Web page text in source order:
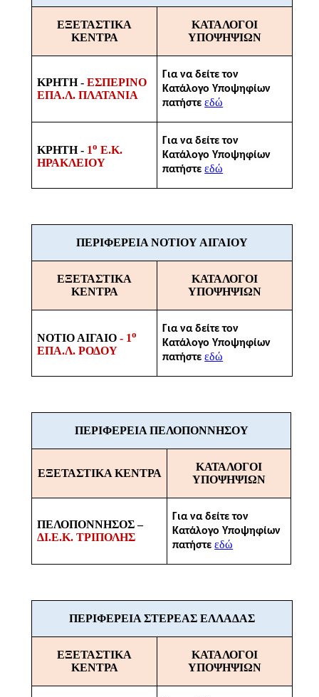
ΕΞΕΤΑΣΤΙΚΑ
ΚΕΝΤΡΑ
ΚΑΤΑΛΟΓΟΙ
ΥΠΟΨΗΨΙΩΝ
ΚΡΗΤΗ -ΕΣΠΕΡΙΝΟ
ΕΠΑ.Λ. ΠΛΑΤΑΝΙΑ
Για να δείτε τον
Κατάλογο Υποψηφίων
πατήστεεδώ
ΚΡΗΤΗ - 1ο Ε.Κ.
ΗΡΑΚΛΕΙΟΥ
Για να δείτε τον
Κατάλογο Υποψηφίων
πατήστεεδώ
ΠΕΡΙΦΕΡΕΙΑ ΝΟΤΙΟΥ ΑΙΓΑΙΟΥ
ΕΞΕΤΑΣΤΙΚΑ
ΚΕΝΤΡΑ
ΚΑΤΑΛΟΓΟΙ
ΥΠΟΨΗΨΙΩΝ
ΝΟΤΙΟ ΑΙΓΑΙΟ- 1ο
ΕΠΑ.Λ. ΡΟΔΟΥ
Για να δείτε τον
Κατάλογο Υποψηφίων
πατήστεεδώ
ΠΕΡΙΦΕΡΕΙΑ ΠΕΛΟΠΟΝΝΗΣΟΥ
ΕΞΕΤΑΣΤΙΚΑ ΚΕΝΤΡΑ
ΚΑΤΑΛΟΓΟΙ
ΥΠΟΨΗΨΙΩΝ
ΠΕΛΟΠΟΝΝΗΣΟΣ –
ΔΙ.Ε.Κ. ΤΡΙΠΟΛΗΣ
Για να δείτε τον
Κατάλογο Υποψηφίων
πατήστεεδώ
ΠΕΡΙΦΕΡΕΙΑ ΣΤΕΡΕΑΣ ΕΛΛΑΔΑΣ
ΕΞΕΤΑΣΤΙΚΑ
ΚΕΝΤΡΑ
ΚΑΤΑΛΟΓΟΙ
ΥΠΟΨΗΨΙΩΝ